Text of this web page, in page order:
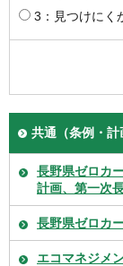
3：見つけにく
共通（条例・計
長野県ゼロカ
計画、第一次
長野県ゼロカ
エコマネジメ